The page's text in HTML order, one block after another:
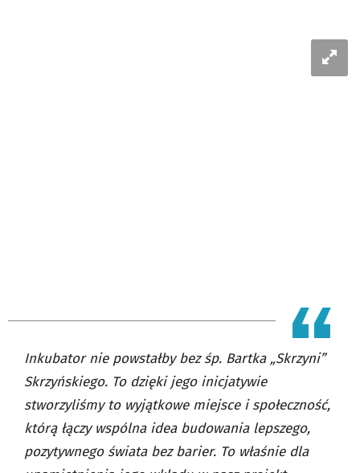
Inkubator nie powstałby bez śp. Bartka „Skrzyni”
Skrzyńskiego. To dzięki jego inicjatywie
stworzyliśmy to wyjątkowe miejsce i społeczność,
którą łączy wspólna idea budowania lepszego,
pozytywnego świata bez barier. To właśnie dla